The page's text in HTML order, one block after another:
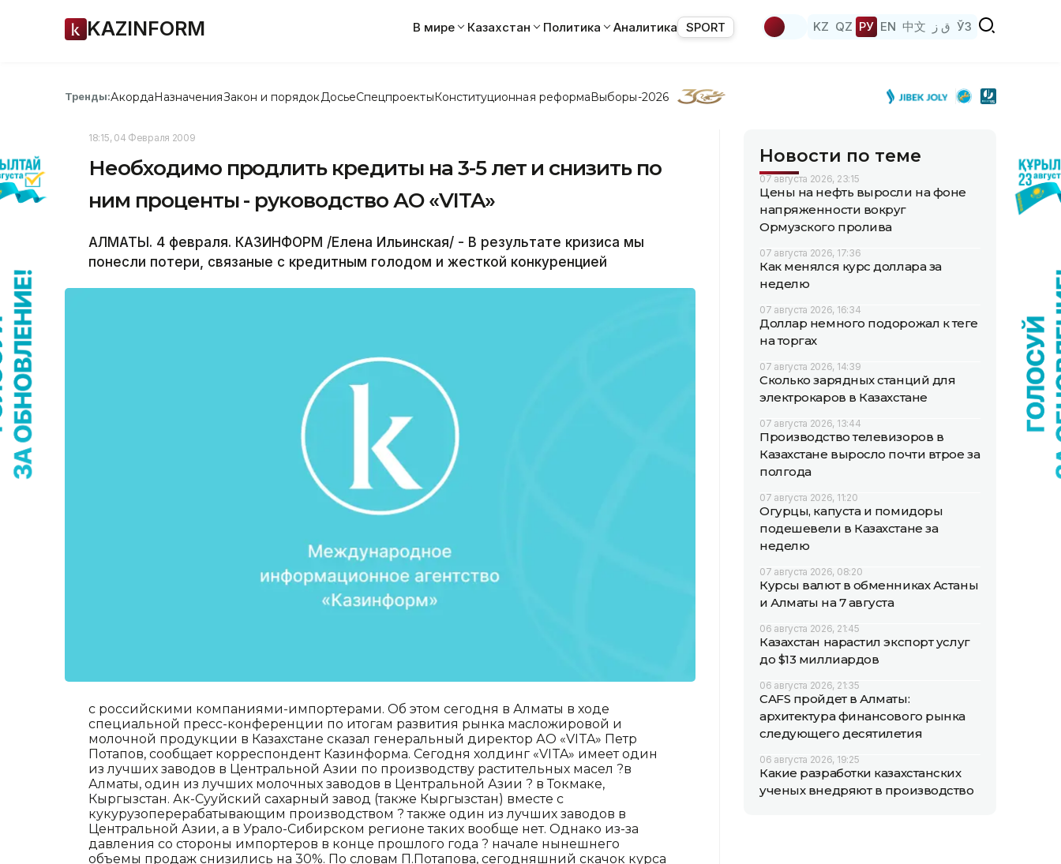
KAZINFORM В мире Казахстан Политика Аналитика SPORT KZ QZ РУ EN 中文 ق ز ЎЗ
Тренды:АкордаНазначенияЗакон и порядок ДосьеСпецпроектыКонституционная реформаВыборы-2026
18:15, 04 Февраля 2009
Необходимо продлить кредиты на 3-5 лет и снизить по
ним проценты - руководство АО «VITA»
АЛМАТЫ. 4 февраля. КАЗИНФОРМ /Елена Ильинская/ - В результате кризиса мы
понесли потери, связаные с кредитным голодом и жесткой конкуренцией
с российскими компаниями-импортерами. Об этом сегодня в Алматы в ходе
специальной пресс-конференции по итогам развития рынка масложировой и
молочной продукции в Казахстане сказал генеральный директор АО «VITA» Петр
Потапов, сообщает корреспондент Казинформа. Сегодня холдинг «VITA» имеет один
из лучших заводов в Центральной Азии по производству растительных масел ?в
Алматы, один из лучших молочных заводов в Центральной Азии ? в Токмаке,
Кыргызстан. Ак-Сууйский сахарный завод (также Кыргызстан) вместе с
кукурузоперерабатывающим производством ? также один из лучших заводов в
Центральной Азии, а в Урало-Сибирском регионе таких вообще нет. Однако из-за
давления со стороны импортеров в конце прошлого года ? начале нынешнего
объемы продаж снизились на 30%. По словам П.Потапова, сегодняшний скачок курса
Новости по теме
07 августа 2026, 23:15
Цены на нефть выросли на фоне
напряженности вокруг
Ормузского пролива
07 августа 2026, 17:36
Как менялся курс доллара за
неделю
07 августа 2026, 16:34
Доллар немного подорожал к теңге
на торгах
07 августа 2026, 14:39
Сколько зарядных станций для
электрокаров в Казахстане
07 августа 2026, 13:44
Производство телевизоров в
Казахстане выросло почти втрое за
полгода
07 августа 2026, 11:20
Огурцы, капуста и помидоры
подешевели в Казахстане за
неделю
07 августа 2026, 08:20
Курсы валют в обменниках Астаны
и Алматы на 7 августа
06 августа 2026, 21:45
Казахстан нарастил экспорт услуг
до $13 миллиардов
06 августа 2026, 21:35
CAFS пройдет в Алматы:
архитектура финансового рынка
следующего десятилетия
06 августа 2026, 19:25
Какие разработки казахстанских
ученых внедряют в производство